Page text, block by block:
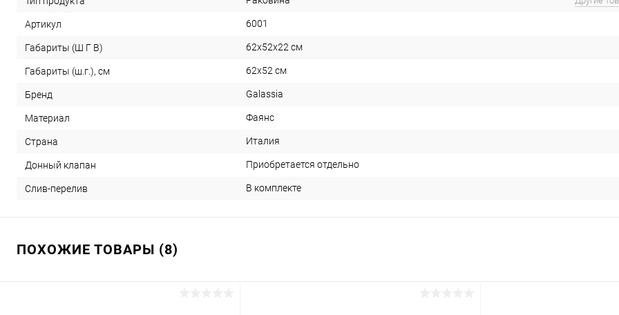
Артикул 6001
Габариты (Ш Г В) 62x52x22 см
Габариты (ш.г.), см 62x52 см
Бренд Galassia
Материал Фаянс
Страна Италия
Донный клапан Приобретается отдельно
Слив-перелив В комплекте
ПОХОЖИЕ ТОВАРЫ (8)